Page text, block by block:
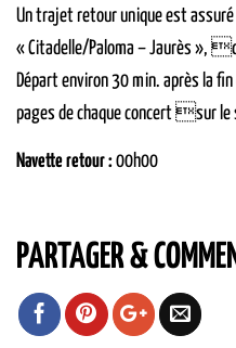
Un trajet retour unique est assuré
« Citadelle/Paloma – Jaurès »,
Départ environ 30 min. après la
pages de chaque concert sur
Navette retour :00h00
PARTAGER &